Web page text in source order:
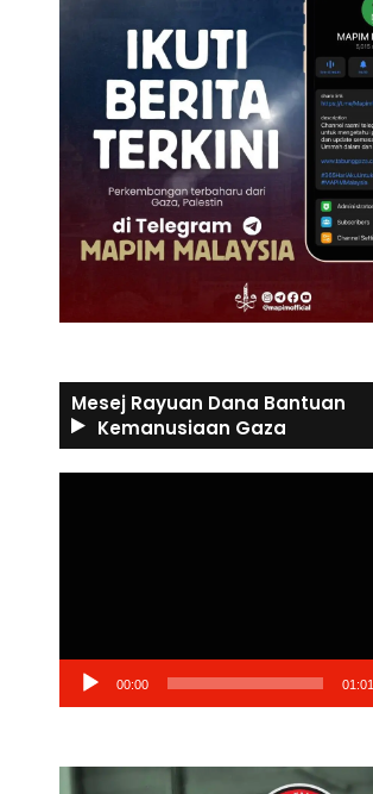
Mesej Rayuan Dana Bantuan
Kemanusiaan Gaza
00:00 01:01